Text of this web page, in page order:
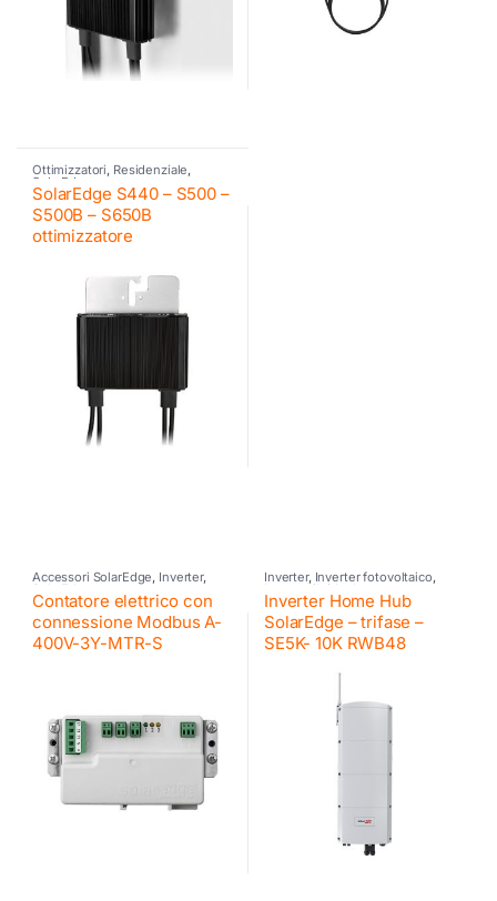
Ottimizzatori, Residenziale,
SolarEdge
SolarEdge S440 – S500 –
S500B – S650B
ottimizzatore
Accessori SolarEdge, Inverter,
SolarEdge
Contatore elettrico con
connessione Modbus A-
400V-3Y-MTR-S
Inverter, Inverter fotovoltaico,
Inverter ibrido
residenziali SE,SolarEdge
Inverter Home Hub
SolarEdge – trifase –
SE5K- 10K RWB48